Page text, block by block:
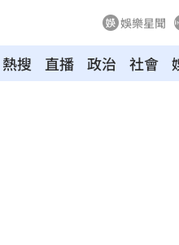
娛樂星聞
熱搜 直播 政治 社會